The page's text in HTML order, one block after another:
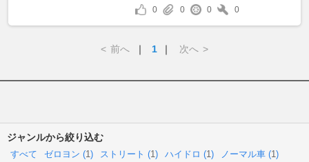
0 0 0 0
< 前へ ｜ 1 ｜ 次へ >
ジャンルから絞り込む
すべて ゼロヨン (1) ストリート (1) ハイドロ (1) ノーマル車 (1)